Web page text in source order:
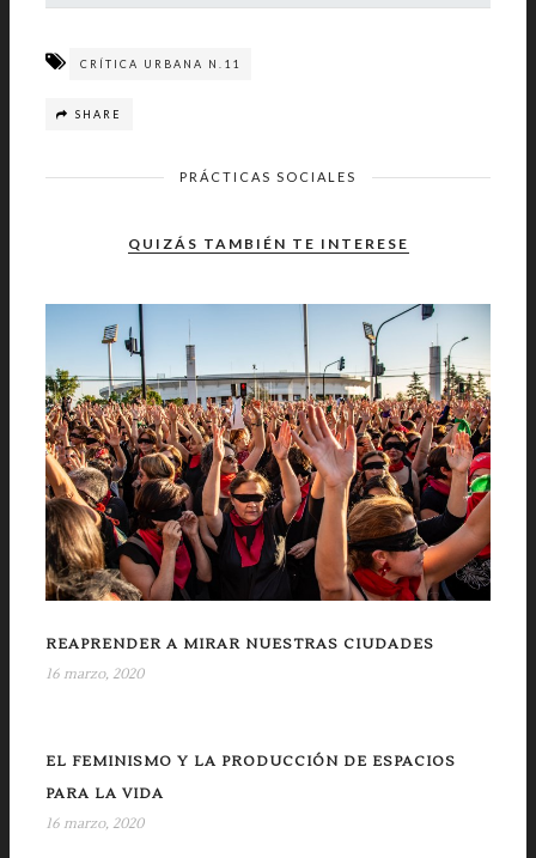
CRÍTICA URBANA N.11
SHARE
PRÁCTICAS SOCIALES
QUIZÁS TAMBIÉN TE INTERESE
REAPRENDER A MIRAR NUESTRAS CIUDADES
16 marzo, 2020
EL FEMINISMO Y LA PRODUCCIÓN DE ESPACIOS
PARA LA VIDA
16 marzo, 2020